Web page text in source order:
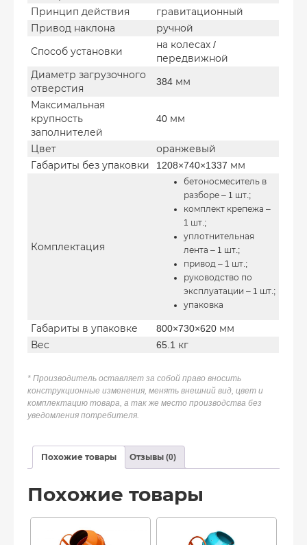
Принцип действия
гравитационный
Привод наклона
ручной
Способ установки
на колесах /
передвижной
Диаметр загрузочного
отверстия
384 мм
Максимальная
крупность
заполнителей
40 мм
Цвет
оранжевый
Габариты без упаковки
1208×740×1337 мм
Комплектация
бетоносмеситель в
разборе – 1 шт.;
комплект крепежа –
1 шт.;
уплотнительная
лента – 1 шт.;
привод – 1 шт.;
руководство по
эксплуатации – 1 шт.;
упаковка
Габариты в упаковке
800×730×620 мм
Вес
65.1 кг
* Производитель оставляет за собой право вносить
конструкционные изменения, менять внешний вид, цвет и
комплектацию товара, а так же место производства без
уведомления потребителя.
Похожие товары Отзывы (0)
Похожие товары